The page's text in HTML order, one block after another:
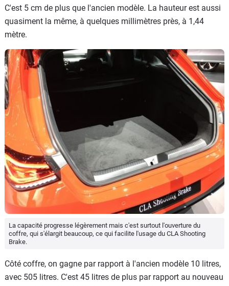
C'est 5 cm de plus que l'ancien modèle. La hauteur est aussi
quasiment la même, à quelques millimètres près, à 1,44
mètre.
La capacité progresse légèrement mais c'est surtout l'ouverture du
coffre, qui s'élargit beaucoup, ce qui facilite l'usage du CLA Shooting
Brake.
Côté coffre, on gagne par rapport à l'ancien modèle 10 litres,
avec 505 litres. C'est 45 litres de plus par rapport au nouveau